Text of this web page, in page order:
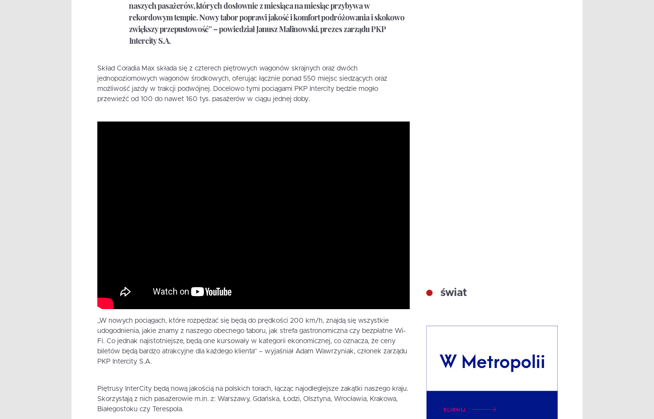
naszych pasażerów, których dosłownie z miesiąca na miesiąc przybywa w
rekordowym tempie. Nowy tabor poprawi jakość i komfort podróżowania i skokowo
zwiększy przepustowość” – powiedział Janusz Malinowski, prezes zarządu PKP
Intercity S.A.
Skład Coradia Max składa się z czterech piętrowych wagonów skrajnych oraz dwóch
jednopoziomowych wagonów środkowych, oferując łącznie ponad 550 miejsc siedzących oraz
możliwość jazdy w trakcji podwójnej. Docelowo tymi pociągami PKP Intercity będzie mogło
przewieźć od 100 do nawet 160 tys. pasażerów w ciągu jednej doby.
„W nowych pociągach, które rozpędzać się będą do prędkości 200 km/h, znajdą się wszystkie
udogodnienia, jakie znamy z naszego obecnego taboru, jak strefa gastronomiczna czy bezpłatne Wi-
Fi. Co jednak najistotniejsze, będą one kursowały w kategorii ekonomicznej, co oznacza, że ceny
biletów będą bardzo atrakcyjne dla każdego klienta” – wyjaśniał Adam Wawrzyniak, członek zarządu
PKP Intercity S.A.
Piętrusy InterCity będą nową jakością na polskich torach, łącząc najodleglejsze zakątki naszego kraju.
Skorzystają z nich pasażerowie m.in. z: Warszawy, Gdańska, Łodzi, Olsztyna, Wrocławia, Krakowa,
Białegostoku czy Terespola.
świat